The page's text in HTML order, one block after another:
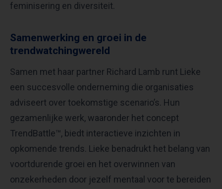
feminisering en diversiteit.
Samenwerking en groei in de
trendwatchingwereld
Samen met haar partner Richard Lamb runt Lieke
een succesvolle onderneming die organisaties
adviseert over toekomstige scenario’s. Hun
gezamenlijke werk, waaronder het concept
TrendBattle™, biedt interactieve inzichten in
opkomende trends. Lieke benadrukt het belang van
voortdurende groei en het overwinnen van
onzekerheden door jezelf mentaal voor te bereiden